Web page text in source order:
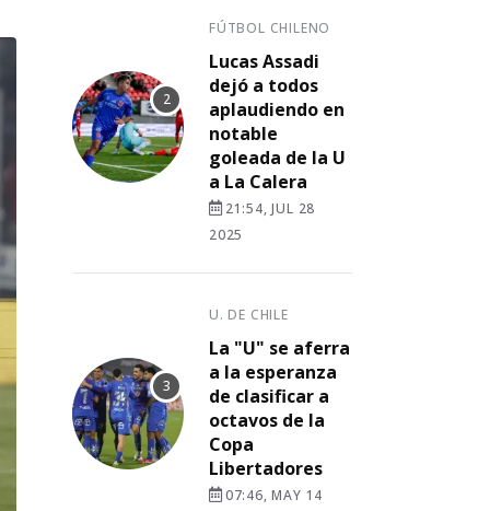
FÚTBOL CHILENO
Lucas Assadi
dejó a todos
aplaudiendo en
notable
goleada de la U
a La Calera
21:54, JUL 28
2025
U. DE CHILE
La "U" se aferra
a la esperanza
de clasificar a
octavos de la
Copa
Libertadores
07:46, MAY 14